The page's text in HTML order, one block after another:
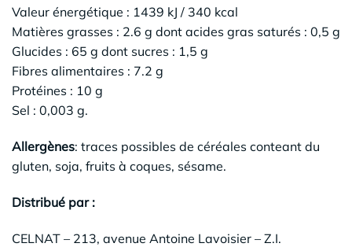
Valeur énergétique : 1439 kJ / 340 kcal
Matières grasses : 2.6 g dont acides gras saturés : 0,5 g
Glucides : 65 g dont sucres : 1,5 g
Fibres alimentaires : 7.2 g
Protéines : 10 g
Sel : 0,003 g.
Allergènes: traces possibles de céréales conteant du
gluten, soja, fruits à coques, sésame.
Distribué par :
CELNAT – 213, avenue Antoine Lavoisier – Z.I.